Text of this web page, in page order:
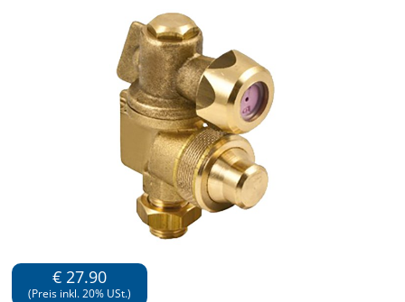
€ 27.90
(Preis inkl. 20% USt.)